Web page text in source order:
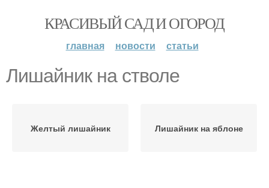
КРАСИВЫЙ САД И ОГОРОД
главная новости статьи
Лишайник на стволе
Желтый лишайник Лишайник на яблоне